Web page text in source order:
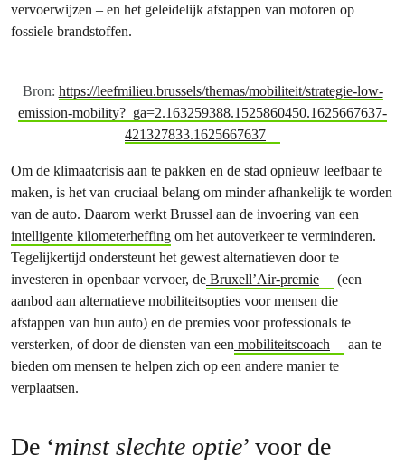
vervoerwijzen – en het geleidelijk afstappen van motoren op
fossiele brandstoffen.
Bron: https://leefmilieu.brussels/themas/mobiliteit/strategie-low-
emission-mobility?_ga=2.163259388.1525860450.1625667637-
421327833.1625667637
Om de klimaatcrisis aan te pakken en de stad opnieuw leefbaar te
maken, is het van cruciaal belang om minder afhankelijk te worden
van de auto. Daarom werkt Brussel aan de invoering van een
intelligente kilometerheffing om het autoverkeer te verminderen.
Tegelijkertijd ondersteunt het gewest alternatieven door te
investeren in openbaar vervoer, de Bruxell’Air-premie
(een
aanbod aan alternatieve mobiliteitsopties voor mensen die
afstappen van hun auto) en de premies voor professionals te
versterken, of door de diensten van een mobiliteitscoach
aan te
bieden om mensen te helpen zich op een andere manier te
verplaatsen.
De ‘minst slechte optie’ voor de